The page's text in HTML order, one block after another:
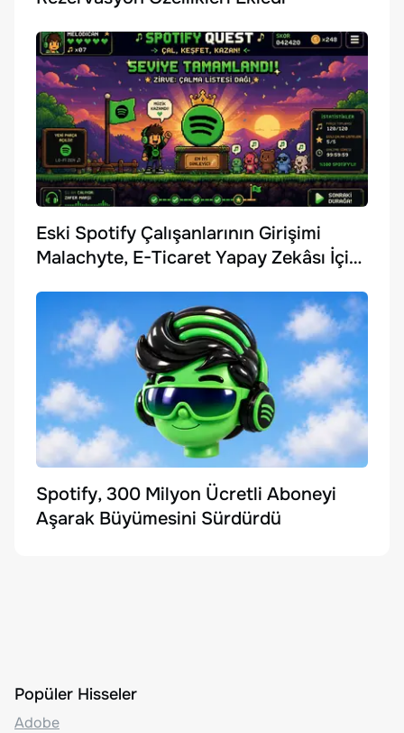
Eski Spotify Çalışanlarının Girişimi
Malachyte, E-Ticaret Yapay Zekâsı İçin
Spotify, 300 Milyon Ücretli Aboneyi
Aşarak Büyümesini Sürdürdü
Popüler Hisseler
Adobe